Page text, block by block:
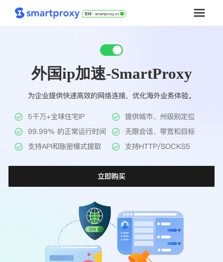
套餐购买
解决方案
工具
帮助中心
外国ip加速-SmartProxy
为企业提供快速高效的网络连接，优化海外业务体验。
5千万+全球住宅IP
提供城市、州级别定位
99.99% 的正常运行时间
无限会话、带宽和目标
支持API和账密模式提取
支持HTTP/SOCKS5
立即购买